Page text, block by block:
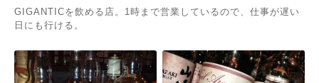
GIGANTICを飲める店。1時まで営業しているので、仕事が遅い
日にも行ける。